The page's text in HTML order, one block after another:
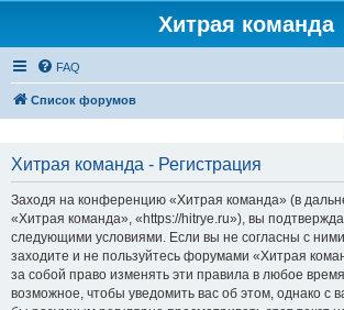
Хитрая команда
FAQ
Список форумов
Хитрая команда - Регистрация
Заходя на конференцию «Хитрая команда» (в
«Хитрая команда», «https://hitrye.ru»), вы
следующими условиями. Если вы не согласны с
заходите и не пользуйтесь форумами «Хитрая
за собой право изменять эти правила в любое
возможное, чтобы уведомить вас об этом, однако с